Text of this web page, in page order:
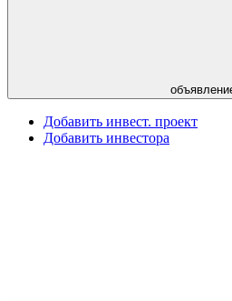
Добавить инвест. проект
Добавить инвестора